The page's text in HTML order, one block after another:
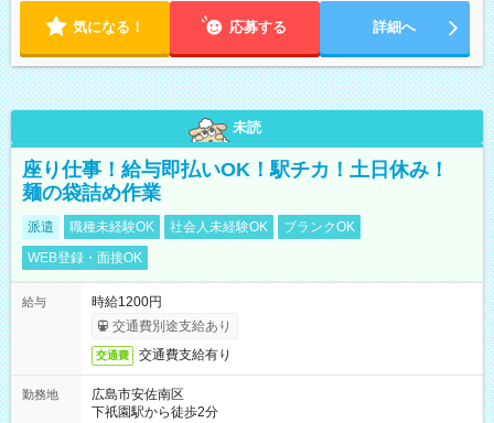
気になる！ 応募する 詳細へ
未読
座り仕事！給与即払いOK！駅チカ！土日休み！
麺の袋詰め作業
派遣 職種未経験OK 社会人未経験OK
ブランクOK
WEB登録・面接OK
給与
時給1200円
交通費別途支給あり
交通費 交通費支給有り
勤務地
広島市安佐南区
下祇園駅から徒歩2分